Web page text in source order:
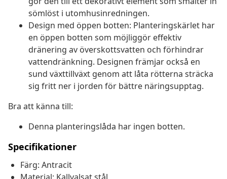
sömlöst i utomhusinredningen.
Design med öppen botten: Planteringskärlet har
en öppen botten som möjliggör effektiv
dränering av överskottsvatten och förhindrar
vattendränkning. Designen främjar också en
sund växttillväxt genom att låta rötterna sträcka
sig fritt ner i jorden för bättre näringsupptag.
Bra att känna till:
Denna planteringslåda har ingen botten.
Specifikationer
Färg: Antracit